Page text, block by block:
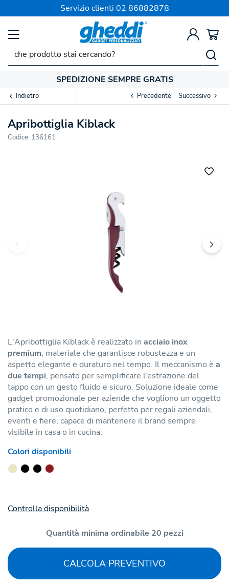
Servizio clienti 02 86882878
SPEDIZIONE SEMPRE GRATIS
Indietro Precedente Successivo
Apribottiglia Kiblack
Codice: 136161
L'Apribottiglia Kiblack è realizzato in acciaio inox
premium, materiale che garantisce robustezza e un
aspetto elegante e duraturo nel tempo. Il meccanismo è a
due tempi, pensato per semplificare l'estrazione del
tappo con un gesto fluido e sicuro. Soluzione ideale come
gadget promozionale per aziende che vogliono un oggetto
pratico e di uso quotidiano, perfetto per regali aziendali,
eventi e fiere, capace di mantenere il brand sempre
visibile in casa o in cucina.
Colori disponibili
Controlla disponibilità
Quantità minima ordinabile 20 pezzi
CALCOLA PREVENTIVO